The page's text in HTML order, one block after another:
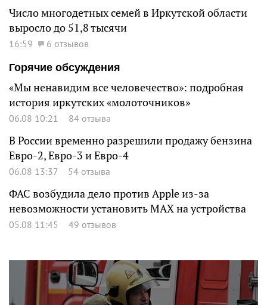
Число многодетных семей в Иркутской области
выросло до 51,8 тысячи
16:59
6 отзывов
Горячие обсуждения
«Мы ненавидим все человечество»: подробная
история иркутских «молоточников»
06.08 10:21 84 отзыва
В России временно разрешили продажу бензина
Евро-2, Евро-3 и Евро-4
06.08 13:37 54 отзыва
ФАС возбудила дело против Apple из-за
невозможности установить MAX на устройства
05.08 11:45 49 отзывов